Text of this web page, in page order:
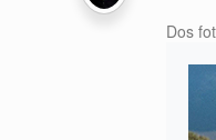
Dos